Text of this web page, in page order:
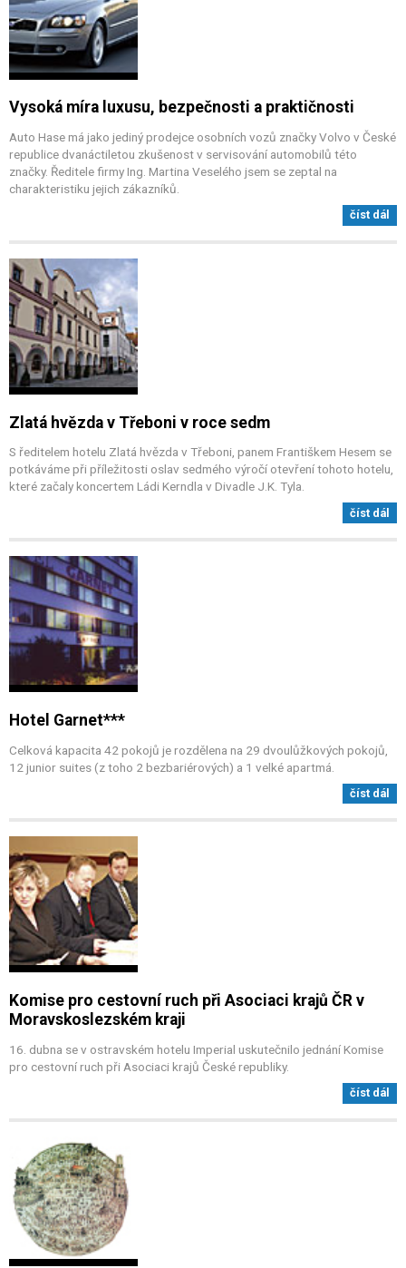
Vysoká míra luxusu, bezpečnosti a praktičnosti
Auto Hase má jako jediný prodejce osobních vozů značky Volvo v České
republice dvanáctiletou zkušenost v servisování automobilů této
značky. Ředitele firmy Ing. Martina Veselého jsem se zeptal na
charakteristiku jejich zákazníků.
číst dál
Zlatá hvězda v Třeboni v roce sedm
S ředitelem hotelu Zlatá hvězda v Třeboni, panem Františkem Hesem se
potkáváme při příležitosti oslav sedmého výročí otevření tohoto hotelu,
které začaly koncertem Ládi Kerndla v Divadle J.K. Tyla.
číst dál
Hotel Garnet***
Celková kapacita 42 pokojů je rozdělena na 29 dvoulůžkových pokojů,
12 junior suites (z toho 2 bezbariérových) a 1 velké apartmá.
číst dál
Komise pro cestovní ruch při Asociaci krajů ČR v
Moravskoslezském kraji
16. dubna se v ostravském hotelu Imperial uskutečnilo jednání Komise
pro cestovní ruch při Asociaci krajů České republiky.
číst dál